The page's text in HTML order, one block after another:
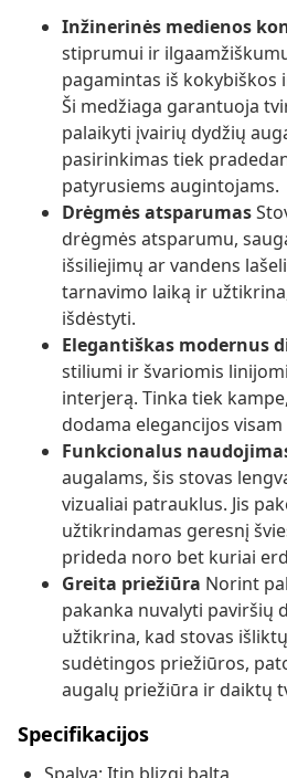
Inžinerinės medienos
stiprumui ir
pagamintas iš kokybiškos
Ši medžiaga garantuoja
palaikyti įvairių dydžių
pasirinkimas tiek
patyrusiems augintojams.
Drėgmės atsparumas
drėgmės atsparumu,
išsiliejimų ar vandens
tarnavimo laiką ir
išdėstyti.
Elegantiškas modernus
stiliumi ir švariomis
interjerą. Tinka tiek
dodama elegancijos
Funkcionalus
augalams, šis stovas
vizualiai patrauklus. Jis
užtikrindamas geresnį
prideda noro bet kuriai
Greita priežiūra Norint
pakanka nuvalyti paviršių
užtikrina, kad stovas
sudėtingos priežiūros,
augalų priežiūra ir daiktų
Specifikacijos